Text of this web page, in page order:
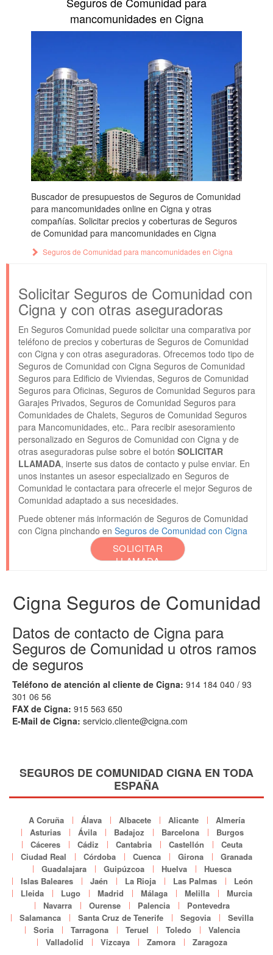
mancomunidades en Cigna
Buscador de presupuestos de Seguros de Comunidad
para mancomunidades online en Cigna y otras
compañías. Solicitar precios y coberturas de Seguros
de Comunidad para mancomunidades en Cigna
Seguros de Comunidad para mancomunidades en Cigna
Solicitar Seguros de Comunidad con
Cigna y con otras aseguradoras
En Seguros Comunidad puede solicitar una comparativa por
teléfono de precios y coberturas de Seguros de Comunidad
con Cigna y con otras aseguradoras. Ofrecemos todo tipo de
Seguros de Comunidad con Cigna Seguros de Comunidad
Seguros para Edificio de Viviendas, Seguros de Comunidad
Seguros para Oficinas, Seguros de Comunidad Seguros para
Garajes Privados, Seguros de Comunidad Seguros para
Comunidades de Chalets, Seguros de Comunidad Seguros
para Mancomunidades, etc.. Para recibir asesoramiento
personalizado en Seguros de Comunidad con Cigna y de
otras aseguradoras pulse sobre el botón SOLICITAR
LLAMADA, inserte sus datos de contacto y pulse enviar. En
unos instantes un asesor especializado en Seguros de
Comunidad le contactara para ofrecerle el mejor Seguros de
Comunidad adaptado a sus necesidades.
Puede obtener más información de Seguros de Comunidad
con Cigna pinchando en Seguros de Comunidad con Cigna
SOLICITAR
LLAMADA
Cigna Seguros de Comunidad
Datos de contacto de Cigna para
Seguros de Comunidad u otros ramos
de seguros
Teléfono de atención al cliente de Cigna: 914 184 040 / 93
301 06 56
FAX de Cigna: 915 563 650
E-Mail de Cigna: servicio.cliente@cigna.com
SEGUROS DE COMUNIDAD CIGNA EN TODA
ESPAÑA
A Coruña Álava Albacete Alicante
Almería
Asturias
Ávila Badajoz Barcelona
Burgos
Cáceres
Cádiz Cantabria Castellón
Ceuta
Ciudad Real
Córdoba Cuenca Girona
Granada
Guadalajara
Guipúzcoa Huelva
Huesca
Islas Baleares
Jaén La Rioja Las Palmas
León
Lleida
Lugo Madrid Málaga Melilla
Murcia
Navarra
Ourense Palencia
Pontevedra
Salamanca
Santa Cruz de Tenerife Segovia
Sevilla
Soria
Tarragona Teruel Toledo
Valencia
Valladolid
Vizcaya Zamora Zaragoza